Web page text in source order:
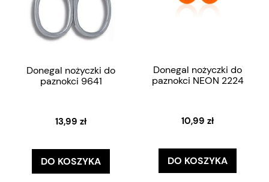
Donegal nożyczki do
paznokci 9641
13,99 zł
DO KOSZYKA
Donegal nożyczki do
paznokci NEON 2224
10,99 zł
DO KOSZYKA